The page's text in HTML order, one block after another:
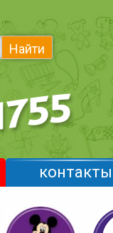
Найти
контакты